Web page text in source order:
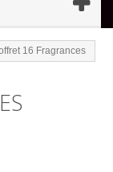
16 Fragrances